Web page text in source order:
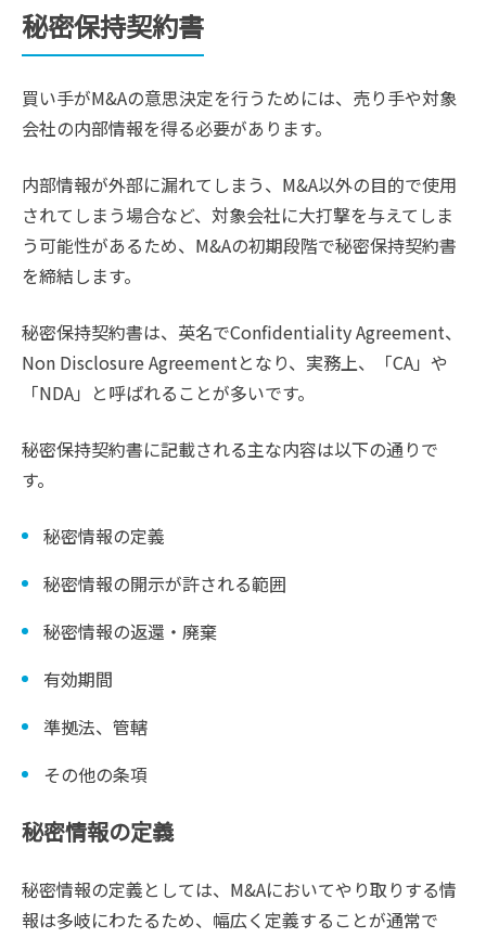
秘密保持契約書
買い手がM&Aの意思決定を行うためには、売り手や対象
会社の内部情報を得る必要があります。
内部情報が外部に漏れてしまう、M&A以外の目的で使用
されてしまう場合など、対象会社に大打撃を与えてしま
う可能性があるため、M&Aの初期段階で秘密保持契約書
を締結します。
秘密保持契約書は、英名でConfidentiality Agreement、
Non Disclosure Agreementとなり、実務上、「CA」や
「NDA」と呼ばれることが多いです。
秘密保持契約書に記載される主な内容は以下の通りで
す。
秘密情報の定義
秘密情報の開示が許される範囲
秘密情報の返還・廃棄
有効期間
準拠法、管轄
その他の条項
秘密情報の定義
秘密情報の定義としては、M&Aにおいてやり取りする情
報は多岐にわたるため、幅広く定義することが通常で